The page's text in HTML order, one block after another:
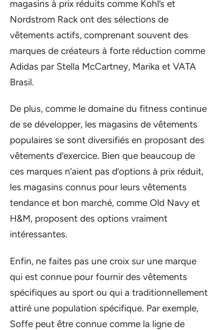
magasins à prix réduits comme Kohl’s et
Nordstrom Rack ont des sélections de
vêtements actifs, comprenant souvent des
marques de créateurs à forte réduction comme
Adidas par Stella McCartney, Marika et VATA
Brasil.
De plus, comme le domaine du fitness continue
de se développer, les magasins de vêtements
populaires se sont diversifiés en proposant des
vêtements d’exercice. Bien que beaucoup de
ces marques n’aient pas d’options à prix réduit,
les magasins connus pour leurs vêtements
tendance et bon marché, comme Old Navy et
H&M, proposent des options vraiment
intéressantes.
Enfin, ne faites pas une croix sur une marque
qui est connue pour fournir des vêtements
spécifiques au sport ou qui a traditionnellement
attiré une population spécifique. Par exemple,
Soffe peut être connue comme la ligne de